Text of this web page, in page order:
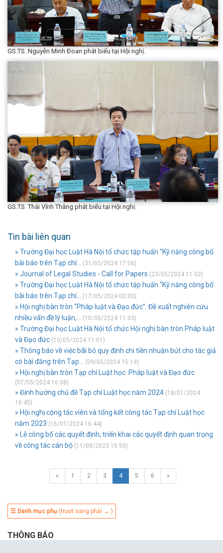
GS.TS. Nguyễn Minh Đoan phát biểu tại Hội nghị.
GS.TS. Thái Vĩnh Thắng phát biểu tại Hội nghị.
Tin bài liên quan
» Trường Đại học Luật Hà Nội tổ chức tập huấn “Kỹ năng công bố
bài báo trên Tạp chí... (31/05/2024 17:06)
» Journal of Legal Studies - Call for Papers (23/05/2024 11:02)
» Trường Đại học Luật Hà Nội tổ chức tập huấn “Kỹ năng công bố
bài báo trên Tạp chí... (17/05/2024 00:00)
» Hội nghị bàn tròn “Pháp luật và Đạo đức”: Đề xuất nghiên cứu
nhiều vấn đề lý luận,... (10/05/2024 11:03)
» Trường Đại học Luật Hà Nội tổ chức Hội nghị bàn tròn Pháp luật
và Đạo đức (10/05/2024 11:01)
» Thông báo về việc bãi bỏ quy định chi tiền nhuận bút cho tác giả
có bàì đăng trên Tạp... (09/05/2024 15:19)
» Hội nghị bàn tròn Tạp chí Luật học: Pháp luật và Đạo đức
(07/05/2024 16:08)
» Định hướng chủ đề Tạp chí Luật học năm 2024 (18/01/2024
16:45)
» Hội nghị cộng tác viên và tổng kết công tác Tạp chí Luật học
năm 2023 (16/01/2024 16:44)
» Lễ công bố các quyết định, triển khai các quyết định quan trọng
về công tác cán bộ (11/08/2023 15:50)
« 1 2 3 4 5 6 »
☰ Danh mục phụ (trượt sang phải → )
THÔNG BÁO